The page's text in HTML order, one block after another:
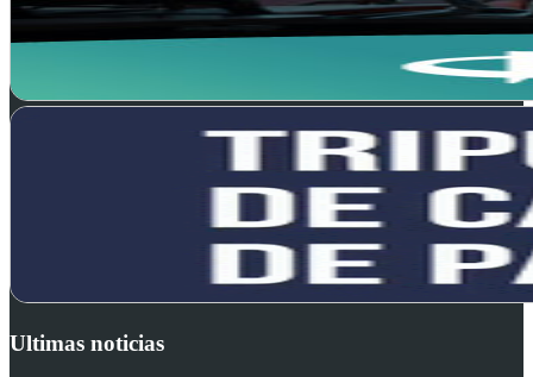
Ultimas noticias